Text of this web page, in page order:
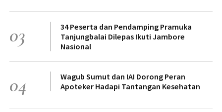
03
34 Peserta dan Pendamping Pramuka
Tanjungbalai Dilepas Ikuti Jambore
Nasional
04
Wagub Sumut dan IAI Dorong Peran
Apoteker Hadapi Tantangan Kesehatan